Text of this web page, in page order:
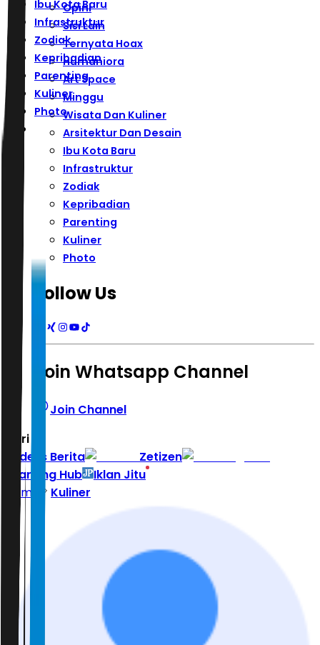
Ibu Kota Baru
Infrastruktur
Zodiak
Kepribadian
Parenting
Kuliner
Photo
Opini
Sisi Lain
Ternyata Hoax
Humaniora
Art Space
Minggu
Wisata Dan Kuliner
Arsitektur Dan Desain
Ibu Kota Baru
Infrastruktur
Zodiak
Kepribadian
Parenting
Kuliner
Photo
Follow Us
Join Whatsapp Channel
Join Channel
Hari ini
Indeks Berita
Zetizen
Learning Hub
Iklan Jitu
Home
Kuliner